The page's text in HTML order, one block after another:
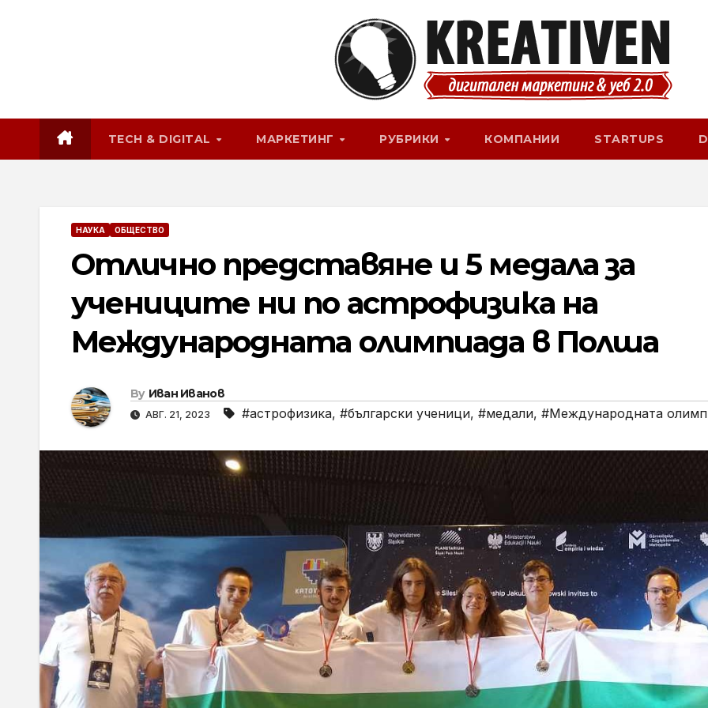
TECH & DIGITAL МАРКЕТИНГ РУБРИКИ КОМПАНИИ STARTUPS
НАУКА ОБЩЕСТВО
Отлично представяне и 5 медала за
учениците ни по астрофизика на
Международната олимпиада в Полша
By Иван Иванов
АВГ. 21, 2023 #астрофизика, #български ученици, #медали, #Международната